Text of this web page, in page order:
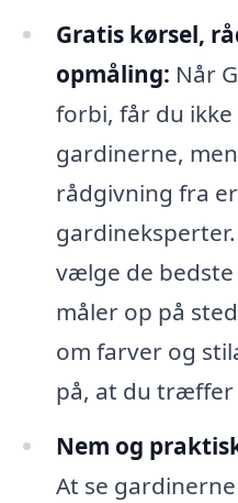
Gratis kørsel,
opmåling: Når
forbi, får du
gardinerne,
rådgivning fra
vælge de
måler op på
om farver og
på, at du træffer
Nem og
At se